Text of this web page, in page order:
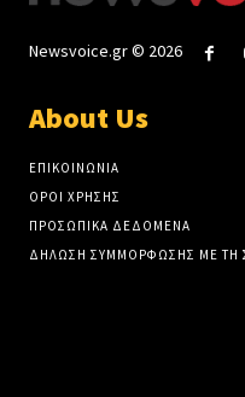
Newsvoice.gr © 2026
About Us
ΕΠΙΚΟΙΝΩΝΙΑ
ΟΡΟΙ ΧΡΗΣΗΣ
ΠΡΟΣΩΠΙΚΑ ΔΕΔΟΜΕΝΑ
ΔΗΛΩΣΗ ΣΥΜΜΟΡΦΩΣΗΣ ΜΕ ΤΗ